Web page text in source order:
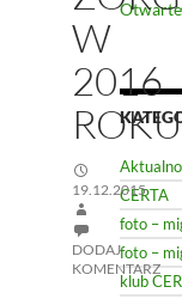
W
2016
ROKU
19.12.2015
DODAJ
KOMENTARZ
CERTA
foto –
foto –
klub